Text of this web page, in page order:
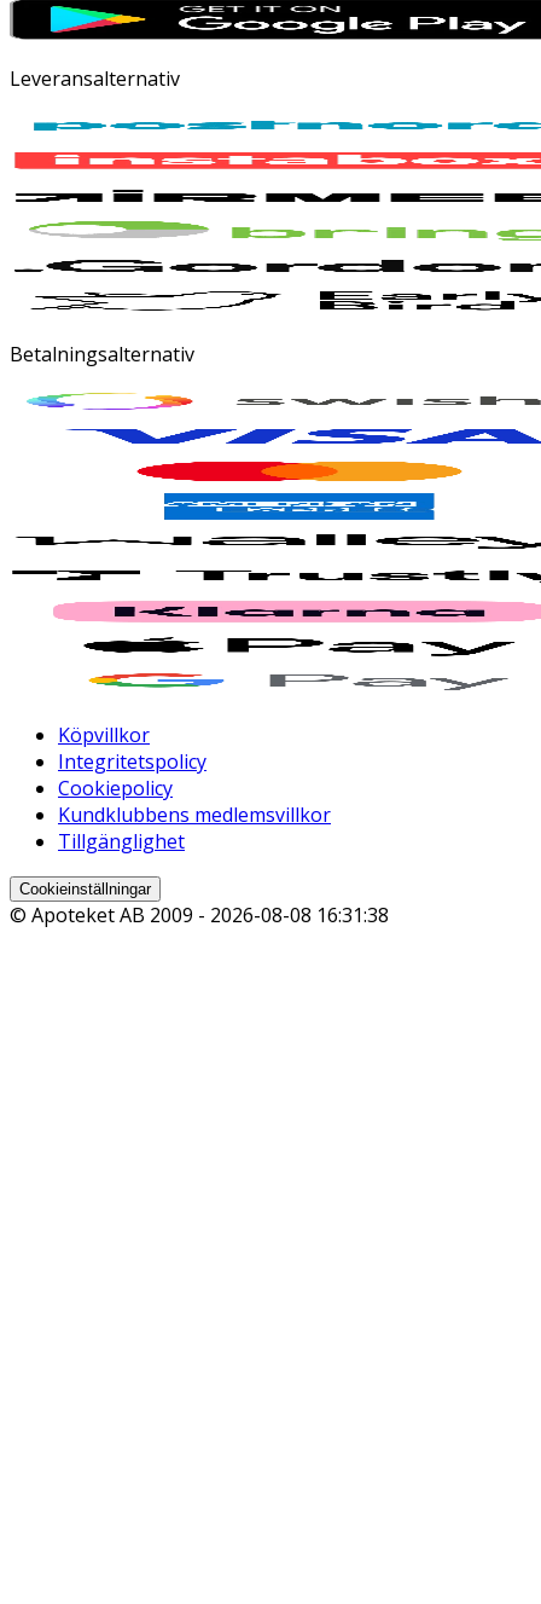
Leveransalternativ
Betalningsalternativ
Köpvillkor
Integritetspolicy
Cookiepolicy
Kundklubbens medlemsvillkor
Tillgänglighet
Cookieinställningar
© Apoteket AB 2009 - 2026-08-08 16:31:38